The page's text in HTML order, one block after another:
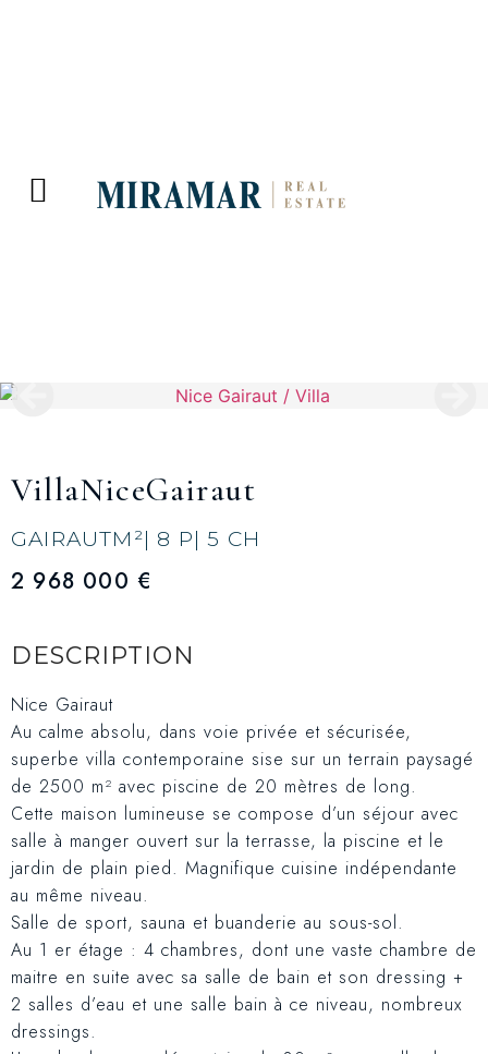
VillaNiceGairaut
GAIRAUTM²| 8 P| 5 CH
2 968 000 €
DESCRIPTION
Nice Gairaut
Au calme absolu, dans voie privée et sécurisée,
superbe villa contemporaine sise sur un terrain paysagé
de 2500 m² avec piscine de 20 mètres de long.
Cette maison lumineuse se compose d’un séjour avec
salle à manger ouvert sur la terrasse, la piscine et le
jardin de plain pied. Magnifique cuisine indépendante
au même niveau.
Salle de sport, sauna et buanderie au sous-sol.
Au 1 er étage : 4 chambres, dont une vaste chambre de
maitre en suite avec sa salle de bain et son dressing +
2 salles d’eau et une salle bain à ce niveau, nombreux
dressings.